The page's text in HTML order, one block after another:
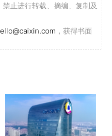
止进行转载、摘编、复制及
，获得书面